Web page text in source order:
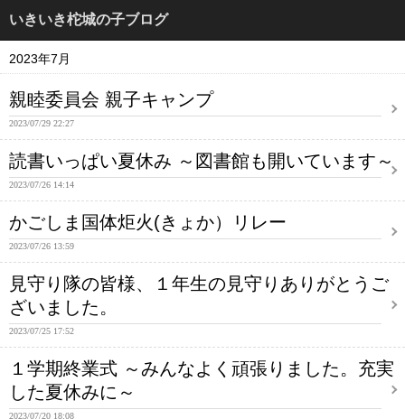
いきいき柁城の子ブログ
2023年7月
親睦委員会 親子キャンプ
2023/07/29 22:27
読書いっぱい夏休み ～図書館も開いています～
2023/07/26 14:14
かごしま国体炬火(きょか）リレー
2023/07/26 13:59
見守り隊の皆様、１年生の見守りありがとうご
ざいました。
2023/07/25 17:52
１学期終業式 ～みんなよく頑張りました。充実
した夏休みに～
2023/07/20 18:08